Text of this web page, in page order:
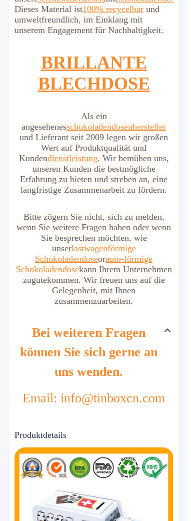
Dieses Material ist100% recycelbar und
umweltfreundlich, im Einklang mit
unserem Engagement für Nachhaltigkeit.
BRILLANTE
BLECHDOSE
Als ein
angesehenesschokoladendosenhersteller
und Lieferant seit 2009 legen wir großen
Wert auf Produktqualität und
Kundendienstleistung. Wir bemühen uns,
unseren Kunden die bestmögliche
Erfahrung zu bieten und streben an, eine
langfristige Zusammenarbeit zu fördern.
Bitte zögern Sie nicht, sich zu melden,
wenn Sie weitere Fragen haben oder wenn
Sie besprechen möchten, wie
unserlastwagenförmige
Schokoladendoseorauto-förmige
Schokoladendosekann Ihrem Unternehmen
zugutekommen. Wir freuen uns auf die
Gelegenheit, mit Ihnen
zusammenzuarbeiten.
Bei weiteren Fragen
können Sie sich gerne an
uns wenden.
Email: info@tinboxcn.com
Produktdetails